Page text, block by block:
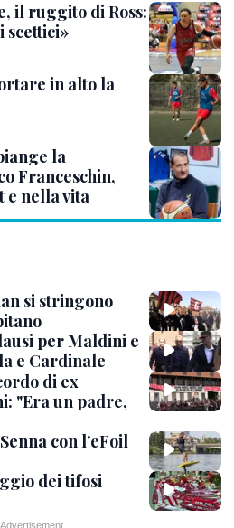
il ruggito di Ross:
scettici»
in alto la
la
Franceschin,
nella vita
si stringono
per Maldini e
e Cardinale
di ex
"Era un padre,
con l'eFoil
dei tifosi